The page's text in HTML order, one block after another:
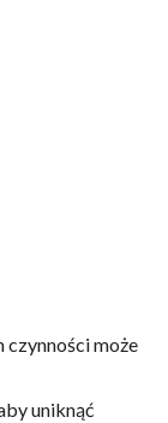
czynności może
uniknąć